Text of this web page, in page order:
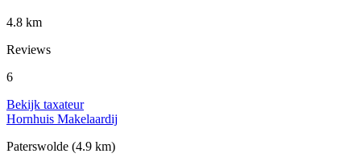
4.8 km
Reviews
6
Bekijk taxateur
Hornhuis Makelaardij
Paterswolde (4.9 km)